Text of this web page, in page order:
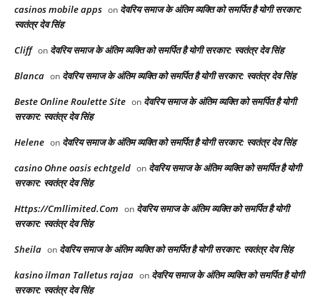
casinos mobile apps on देवरिय समाज के अंतिम व्यक्ति को समर्पित है योगी सरकार:
स्वतंत्र देव सिंह
Cliff on देवरिय समाज के अंतिम व्यक्ति को समर्पित है योगी सरकार: स्वतंत्र देव सिंह
Blanca on देवरिय समाज के अंतिम व्यक्ति को समर्पित है योगी सरकार: स्वतंत्र देव सिंह
Beste Online Roulette Site on देवरिय समाज के अंतिम व्यक्ति को समर्पित है योगी
सरकार: स्वतंत्र देव सिंह
Helene on देवरिय समाज के अंतिम व्यक्ति को समर्पित है योगी सरकार: स्वतंत्र देव सिंह
casino Ohne oasis echtgeld on देवरिय समाज के अंतिम व्यक्ति को समर्पित है योगी
सरकार: स्वतंत्र देव सिंह
Https://Cmllimited.Com on देवरिय समाज के अंतिम व्यक्ति को समर्पित है योगी
सरकार: स्वतंत्र देव सिंह
Sheila on देवरिय समाज के अंतिम व्यक्ति को समर्पित है योगी सरकार: स्वतंत्र देव सिंह
kasino ilman Talletus rajaa on देवरिय समाज के अंतिम व्यक्ति को समर्पित है योगी
सरकार: स्वतंत्र देव सिंह